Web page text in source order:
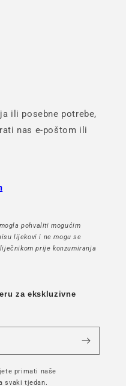
ili posebne potrebe,
nas e-poštom ili
pohvaliti mogućim
lijekovi i ne mogu se
prije konzumiranja
za ekskluzivne
primati naše
svaki tjedan.